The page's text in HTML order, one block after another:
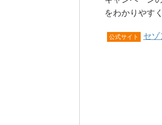
をわかりやす
公式サイト セ